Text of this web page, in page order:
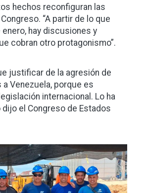
hechos reconfiguran las
“A partir de lo que
hay discusiones y
cobran otro protagonismo”.
justificar de la agresión de
a Venezuela, porque es
internacional. Lo ha
dijo el Congreso de Estados